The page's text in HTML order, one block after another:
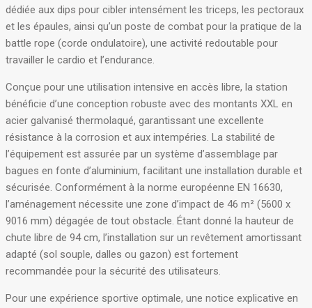
dédiée aux dips pour cibler intensément les triceps, les pectoraux
et les épaules, ainsi qu’un poste de combat pour la pratique de la
battle rope (corde ondulatoire), une activité redoutable pour
travailler le cardio et l’endurance.
Conçue pour une utilisation intensive en accès libre, la station
bénéficie d’une conception robuste avec des montants XXL en
acier galvanisé thermolaqué, garantissant une excellente
résistance à la corrosion et aux intempéries. La stabilité de
l’équipement est assurée par un système d’assemblage par
bagues en fonte d’aluminium, facilitant une installation durable et
sécurisée. Conformément à la norme européenne EN 16630,
l’aménagement nécessite une zone d’impact de 46 m² (5600 x
9016 mm) dégagée de tout obstacle. Étant donné la hauteur de
chute libre de 94 cm, l’installation sur un revêtement amortissant
adapté (sol souple, dalles ou gazon) est fortement
recommandée pour la sécurité des utilisateurs.
Pour une expérience sportive optimale, une notice explicative en